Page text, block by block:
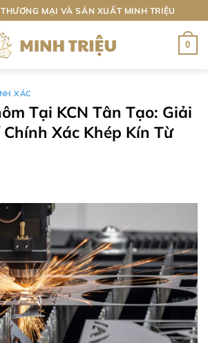
MẠI VÀ SẢN XUẤT MINH TRIỆU
0
XÁC
Tại KCN Tân Tạo: Giải
Xác Khép Kín Từ